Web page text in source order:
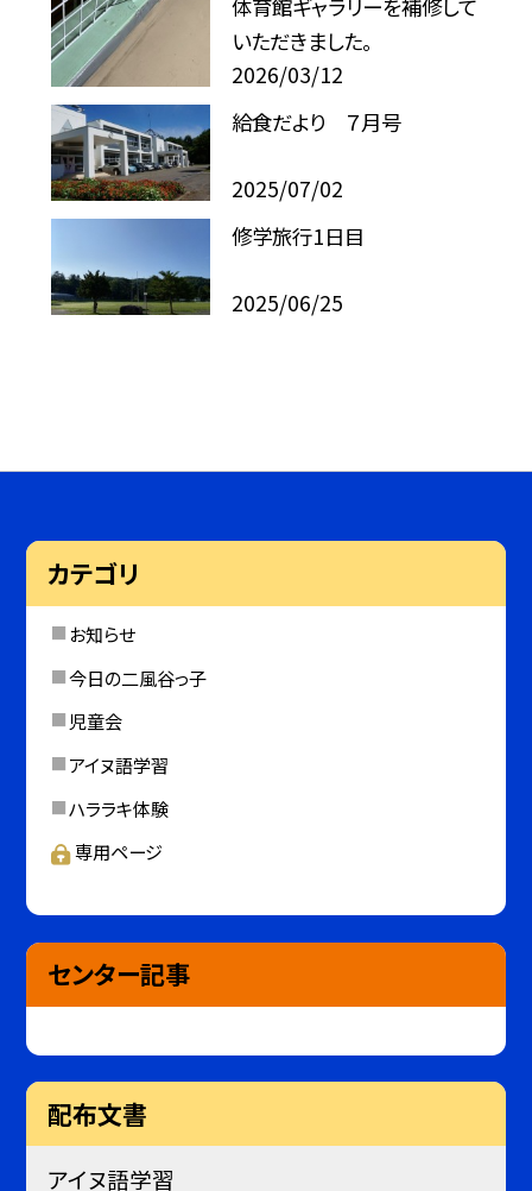
体育館ギャラリーを補修して
いただきました。
2026/03/12
給食だより ７月号
2025/07/02
修学旅行1日目
2025/06/25
カテゴリ
お知らせ
今日の二風谷っ子
児童会
アイヌ語学習
ハララキ体験
専用ページ
センター記事
配布文書
アイヌ語学習